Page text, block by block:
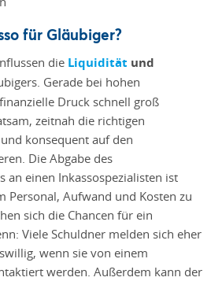
für Gläubiger?
die Liquidität und
Gerade bei hohen
Druck schnell groß
zeitnah die richtigen
konsequent auf den
Die Abgabe des
an einen Inkassospezialisten ist
Personal, Aufwand und Kosten zu
sich die Chancen für ein
Viele Schuldner melden sich eher
wenn sie von einem
werden. Außerdem kann der